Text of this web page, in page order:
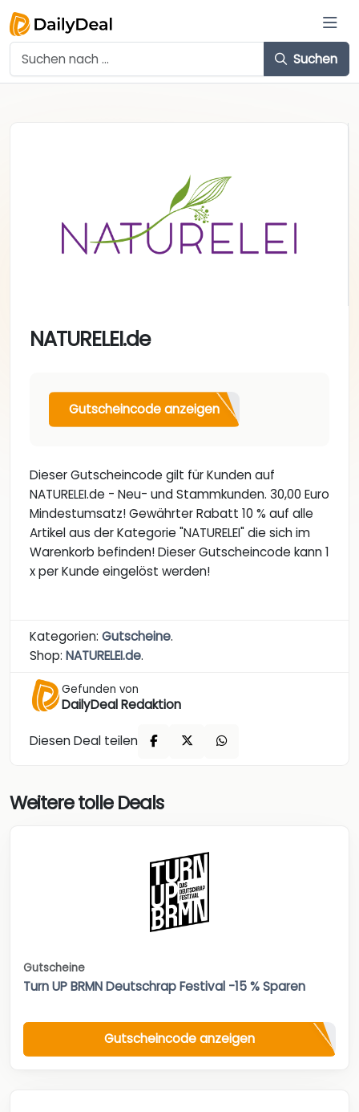
Suchen
NATURELEI.de
Gutscheincode anzeigen
Dieser Gutscheincode gilt für Kunden auf
NATURELEI.de - Neu- und Stammkunden. 30,00 Euro
Mindestumsatz! Gewährter Rabatt 10 % auf alle
Artikel aus der Kategorie "NATURELEI" die sich im
Warenkorb befinden! Dieser Gutscheincode kann 1
x per Kunde eingelöst werden!
Kategorien: Gutscheine.
Shop: NATURELEI.de.
Gefunden von
DailyDeal Redaktion
Diesen Deal teilen
Weitere tolle Deals
Gutscheine
Turn UP BRMN Deutschrap Festival -15 % Sparen
Gutscheincode anzeigen